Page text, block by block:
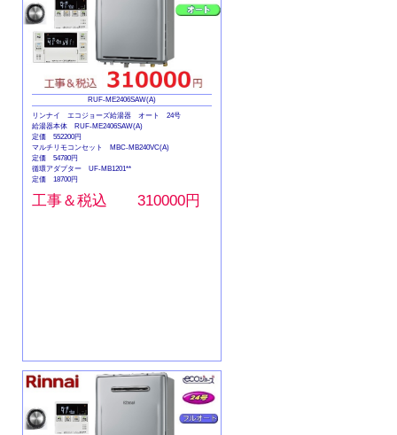
RUF-ME2406SAW(A)
リンナイ エコジョーズ給湯器 オート 24号
給湯器本体 RUF-ME2406SAW(A)
定価 552200円
マルチリモコンセット MBC-MB240VC(A)
定価 54780円
循環アダプター UF-MB1201**
定価 18700円
工事＆税込 310000円